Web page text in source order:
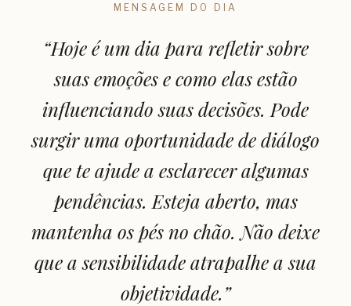
MENSAGEM DO DIA
“Hoje é um dia para refletir sobre
suas emoções e como elas estão
influenciando suas decisões. Pode
surgir uma oportunidade de diálogo
que te ajude a esclarecer algumas
pendências. Esteja aberto, mas
mantenha os pés no chão. Não deixe
que a sensibilidade atrapalhe a sua
objetividade.”